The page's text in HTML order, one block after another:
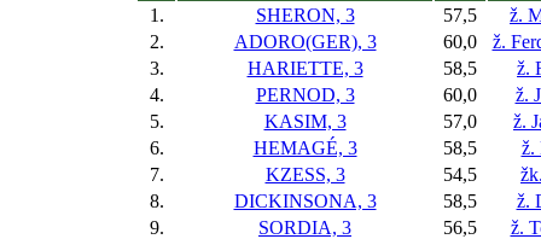
1.
SHERON, 3 57,5
ž.
2.
ADORO(GER), 3 60,0
ž.
3.
HARIETTE, 3 58,5
ž.
4.
PERNOD, 3 60,0
ž.
5.
KASIM, 3 57,0
ž.
6.
HEMAGÉ, 3 58,5
ž.
7.
KZESS, 3 54,5
8.
DICKINSONA, 3 58,5
ž.
9.
SORDIA, 3 56,5
ž.